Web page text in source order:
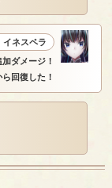
イネスペラ
ダメージ！
回復した！